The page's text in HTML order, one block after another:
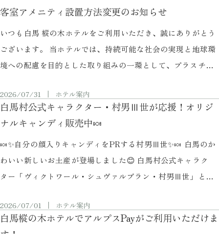
客室アメニティ設置方法変更のお知らせ
いつも白馬 樅の木ホテルをご利用いただき、誠にありがとう
ございます。 当ホテルでは、持続可能な社会の実現と地球環
境への配慮を目的とした取り組みの一環として、プラスチッ
します。 これまで客室にご用意しておりました一部アメニ
ティは、フロント横の「アメニティコーナー」に設置し、お
客様ご自身で必要なものをお取りいただくスタイルへ変更い
たします。 opl …
2026/07/31 ホテル案内
白馬村公式キャラクター・村男Ⅲ世が応援！オリジ
ナルキャンディ販売中🍬
🍬✨自分の顔入りキャンディをPRする村男Ⅲ世✨🍬 白馬のか
わいい新しいお土産が登場しました😊 白馬村公式キャラク
ター「ヴィクトワール・シュヴァルブラン・村男Ⅲ世」と、
の駅白馬では村男Ⅲ世が商品のPRのお手伝いをしてくれまし
た✨ 自分の顔が入ったキャンディと一緒に、白馬の魅力を皆
2026/07/01 ホテル案内
白馬樅の木ホテルでアルプスPayがご利用いただけま